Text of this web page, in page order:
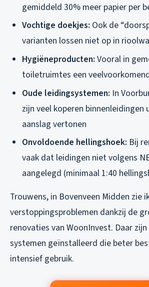
gemiddeld 30% meer papier per
Vochtige doekjes: Ook de
varianten lossen niet op in
Hygiëneproducten: Vooral in
toiletruimtes een
Oude leidingsystemen: In
zijn veel koperen binnenleidingen
aanslag vertonen
Onvoldoende hellingshoek: Bij
vaak dat leidingen niet volgens
aangelegd (minimaal 1:40
Trouwens, in Bovenveen Midden zie
verstoppingsproblemen dankzij de
renovaties van WoonInvest. Daar zijn
systemen geïnstalleerd die beter
intensief gebruik.